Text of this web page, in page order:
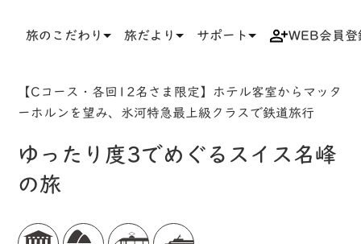
旅のこだわり 旅だより サポート WEB会員登
【Cコース・各回12名さま限定】ホテル客室からマッタ
ーホルンを望み、氷河特急最上級クラスで鉄道旅行
ゆったり度3でめぐるスイス名峰
の旅